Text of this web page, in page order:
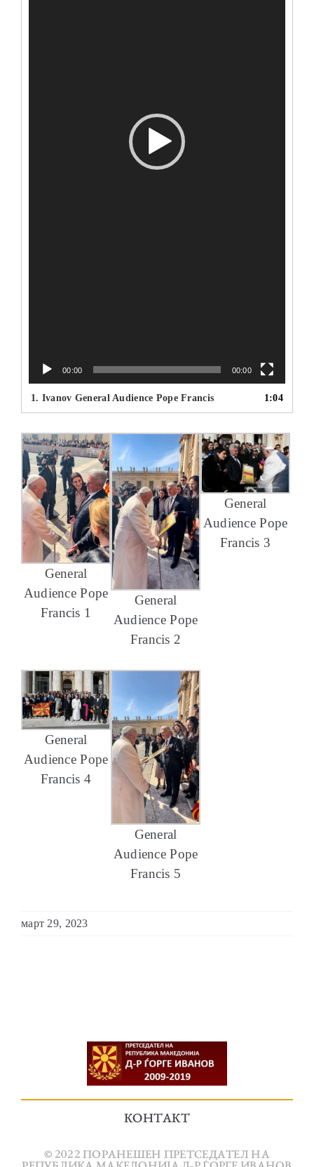
00:00 00:00
1. Ivanov General Audience Pope Francis 1:04
General
Audience Pope
Francis 1
General
Audience Pope
Francis 2
General
Audience Pope
Francis 3
General
Audience Pope
Francis 4
General
Audience Pope
Francis 5
март 29, 2023
КОНТАКТ
© 2022 ПОРАНЕШЕН ПРЕТСЕДАТЕЛ НА